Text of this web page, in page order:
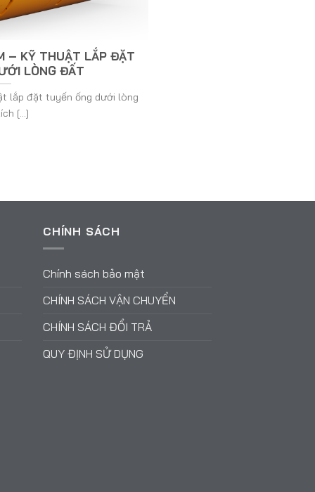
– KỸ THUẬT LẮP ĐẶT
LÒNG ĐẤT
lắp đặt tuyến ống dưới lòng
[...]
CHÍNH SÁCH
Chính sách bảo mật
CHÍNH SÁCH VẬN CHUYỂN
CHÍNH SÁCH ĐỔI TRẢ
QUY ĐỊNH SỬ DỤNG